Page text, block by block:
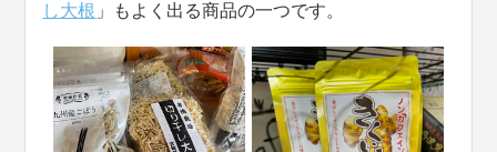
し大根 」もよく出る商品の一つです。